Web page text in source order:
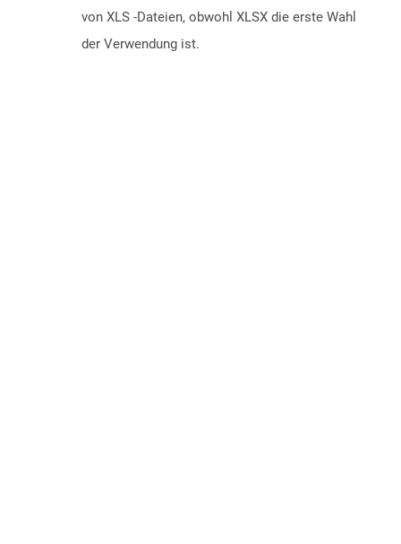
von XLS -Dateien, obwohl XLSX die erste Wahl
der Verwendung ist.